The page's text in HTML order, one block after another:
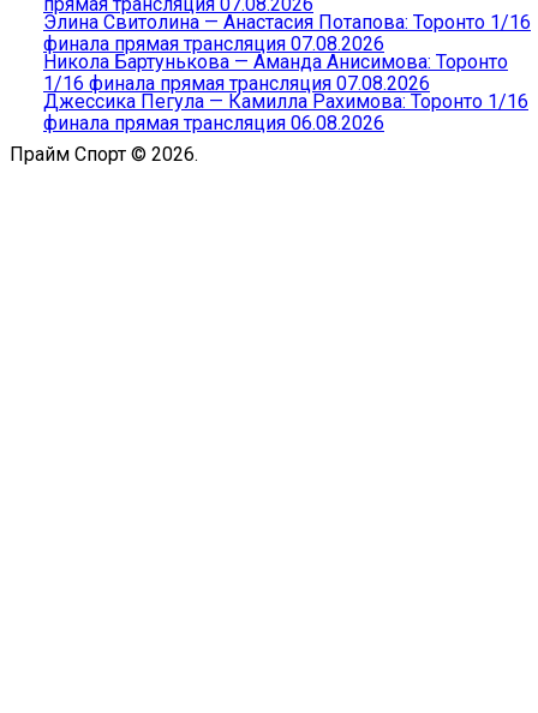
Элина Свитолина — Анастасия Потапова: Торонто 1/16
финала прямая трансляция 07.08.2026
Никола Бартунькова — Аманда Анисимова: Торонто
1/16 финала прямая трансляция 07.08.2026
Джессика Пегула — Камилла Рахимова: Торонто 1/16
финала прямая трансляция 06.08.2026
Прайм Спорт © 2026.